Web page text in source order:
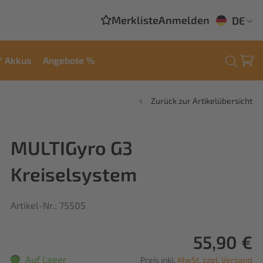
MerklisteAnmelden DE
Akkus Angebote %
Zurück zur Artikelübersicht
MULTIGyro G3
Kreiselsystem
Artikel-Nr.: 75505
55,90 €
Preis inkl. MwSt. zzgl. Versand
Auf Lager